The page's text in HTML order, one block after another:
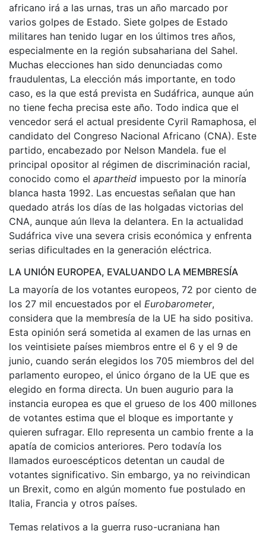
africano irá a las urnas, tras un año marcado por
varios golpes de Estado. Siete golpes de Estado
militares han tenido lugar en los últimos tres años,
especialmente en la región subsahariana del Sahel.
Muchas elecciones han sido denunciadas como
fraudulentas, La elección más importante, en todo
caso, es la que está prevista en Sudáfrica, aunque aún
no tiene fecha precisa este año. Todo indica que el
vencedor será el actual presidente Cyril Ramaphosa, el
candidato del Congreso Nacional Africano (CNA). Este
partido, encabezado por Nelson Mandela. fue el
principal opositor al régimen de discriminación racial,
conocido como el apartheid impuesto por la minoría
blanca hasta 1992. Las encuestas señalan que han
quedado atrás los días de las holgadas victorias del
CNA, aunque aún lleva la delantera. En la actualidad
Sudáfrica vive una severa crisis económica y enfrenta
serias dificultades en la generación eléctrica.
LA UNIÓN EUROPEA, EVALUANDO LA MEMBRESÍA
La mayoría de los votantes europeos, 72 por ciento de
los 27 mil encuestados por el Eurobarometer,
considera que la membresía de la UE ha sido positiva.
Esta opinión será sometida al examen de las urnas en
los veintisiete países miembros entre el 6 y el 9 de
junio, cuando serán elegidos los 705 miembros del del
parlamento europeo, el único órgano de la UE que es
elegido en forma directa. Un buen augurio para la
instancia europea es que el grueso de los 400 millones
de votantes estima que el bloque es importante y
quieren sufragar. Ello representa un cambio frente a la
apatía de comicios anteriores. Pero todavía los
llamados euroescépticos detentan un caudal de
votantes significativo. Sin embargo, ya no reivindican
un Brexit, como en algún momento fue postulado en
Italia, Francia y otros países.
Temas relativos a la guerra ruso-ucraniana han